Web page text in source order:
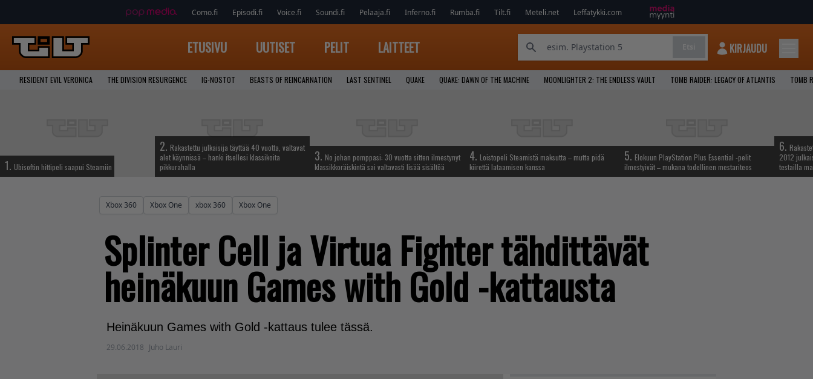
Como.fi Episodi.fi Voice.fi Soundi.fi Pelaaja.fi Inferno.fi Rumba.fi Tilt.fi Meteli.net Leffatykki.com
ETUSIVU UUTISET PELIT LAITTEET KIRJAUDU
RESIDENT EVIL VERONICA THE DIVISION RESURGENCE IG-NOSTOT BEASTS OF REINCARNATION LAST SENTINEL QUAKE QUAKE: DAWN OF THE MACHINE MOONLIGHTER 2: THE ENDLESS VAULT TOMB RAIDER: LEGACY OF ATLANTIS TOMB
1. Ubisoftin hittipeli saapui Steamiin
2. Rakastettu julkaisija täyttää 40 vuotta, valtavat
alet käynnissä – hanki itsellesi klassikoita
pikkurahalla
3. No johan pomppasi: 30 vuotta sitten ilmestynyt
klassikkoräiskintä sai valtavasti lisää sisältöä
4. Loistopeli Steamistä maksutta – mutta pidä
kiirettä lataamisen kanssa
5. Elokuun PlayStation Plus Essential -pelit
ilmestyivät – mukana todellinen mestariteos
6.
2012
testailla
Xbox 360 Xbox One xbox 360 Xbox One
Splinter Cell ja Virtua Fighter tähdittävät
heinäkuun Games with Gold -kattausta
Heinäkuun Games with Gold -kattaus tulee tässä.
29.06.2018 Juho Lauri